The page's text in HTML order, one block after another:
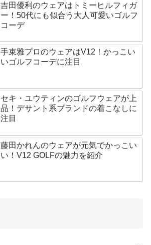
吉田優利のウェアはトミーヒルフィガ
ー！50代にも似合う大人可愛いゴルフ
コーデ
手束雅プロのウェアはV12！かっこい
いゴルフコーデに注目
セキ・ユウティンのゴルフウェアが上
品！デサント系ブランドの着こなしに
注目
藤田かれんのウェアが元気でかっこい
い！V12 GOLFの魅力を紹介